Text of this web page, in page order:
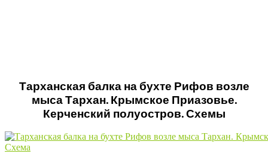
Тарханская балка на бухте Рифов возле
мыса Тархан. Крымское Приазовье.
Керченский полуостров. Схемы